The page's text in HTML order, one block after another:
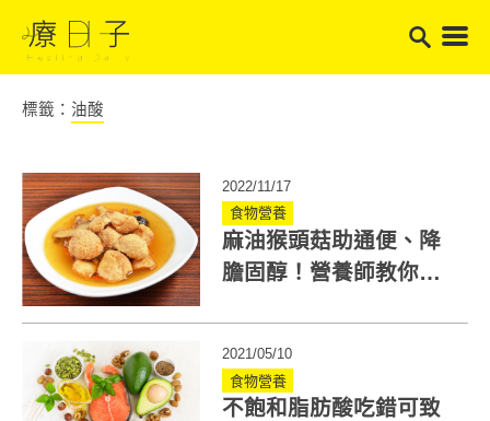
標籤： 油酸
2022/11/17
食物營養
麻油猴頭菇助通便、降
膽固醇！營養師教你這
2021/05/10
食物營養
不飽和脂肪酸吃錯可致